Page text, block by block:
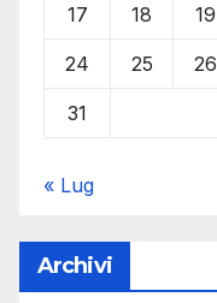
17 18 19
24 25 26
31
« Lug
Archivi